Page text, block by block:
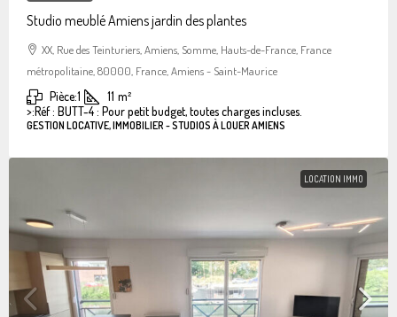
Studio meublé Amiens jardin des plantes
XX, Rue des Teinturiers, Amiens, Somme, Hauts-de-France, France
métropolitaine, 80000, France, Amiens - Saint-Maurice
Pièce:1 11 m²
>:Réf : BUTT-4 : Pour petit budget, toutes charges incluses.
GESTION LOCATIVE, IMMOBILIER - STUDIOS À LOUER AMIENS
LOCATION IMMO